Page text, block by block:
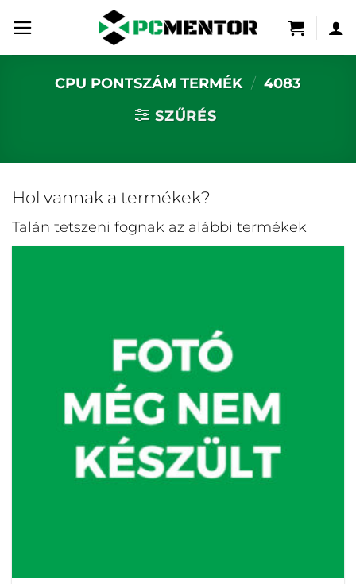
content
CPU PONTSZÁM TERMÉK / 4083
SZŰRÉS
Hol vannak a termékek?
Talán tetszeni fognak az alábbi termékek